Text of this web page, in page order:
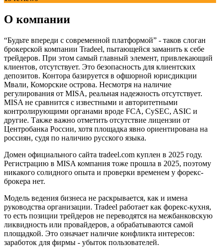
О компании
“Будьте впереди с современной платформой” - таков слоган
брокерской компании Tradeel, пытающейся заманить к себе
трейдеров. При этом самый главный элемент, привлекающий
клиентов, отсутствует. Это безопасность для клиентских
депозитов. Контора базируется в офшорной юрисдикции
Мвали, Коморские острова. Несмотря на наличие
регулирования от MISA, реальная надежность отсутствует.
MISA не сравнится с известными и авторитетными
контролирующими органами вроде FCA, CySEC, ASIC и
другие. Также важно отметить отсутствие лицензии от
Центробанка России, хотя площадка явно ориентирована на
россиян, судя по наличию русского языка.
Домен официального сайта tradeel.com куплен в 2025 году.
Регистрацию в MISA компания тоже прошла в 2025, поэтому
никакого солидного опыта и проверки временем у форекс-
брокера нет.
Модель ведения бизнеса не раскрывается, как и имена
руководства организации. Tradeel работает как форекс-кухня,
то есть позиции трейдеров не переводятся на межбанковскую
ликвидность или провайдеров, а обрабатываются самой
площадкой. Это означает наличие конфликта интересов:
заработок для фирмы - убыток пользователей.